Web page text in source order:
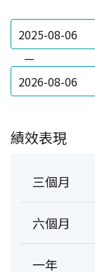
—
績效表現
三個月
六個月
一年